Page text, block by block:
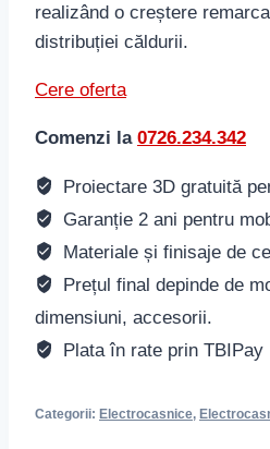
realizând o creștere
distribuției căldurii.
Cere oferta
Comenzi la 0726.234.342
Proiectare 3D gratuită
Garanție 2 ani pentru
Materiale și finisaje de
Prețul final depinde de
dimensiuni, accesorii.
Plata în rate prin TBIPay
Categorii: Electrocasnice,